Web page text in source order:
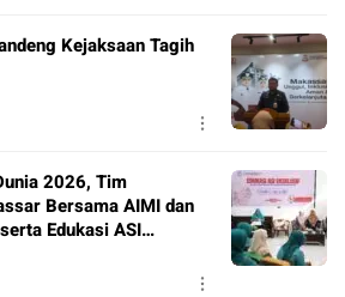
Kejaksaan Tagih
2026, Tim
Bersama AIMI dan
Edukasi ASI